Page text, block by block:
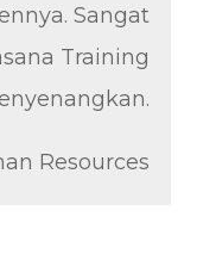
Sangat
Training
Resources